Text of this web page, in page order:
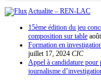
Actualite – REN-LAC
15ème édition du jeu
composition sur table
Formation en
juillet 17, 2024 CIC
Appel à candidature pour
journalisme